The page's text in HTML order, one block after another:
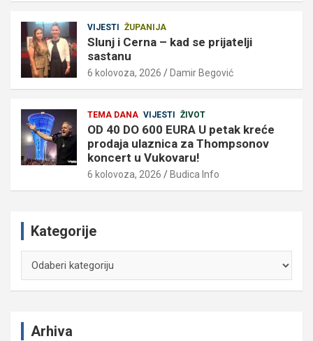
VIJESTI ŽUPANIJA
Slunj i Cerna – kad se prijatelji
sastanu
6 kolovoza, 2026 Damir Begović
TEMA DANA VIJESTI ŽIVOT
OD 40 DO 600 EURA U petak kreće
prodaja ulaznica za Thompsonov
koncert u Vukovaru!
6 kolovoza, 2026 Budica Info
Kategorije
Arhiva